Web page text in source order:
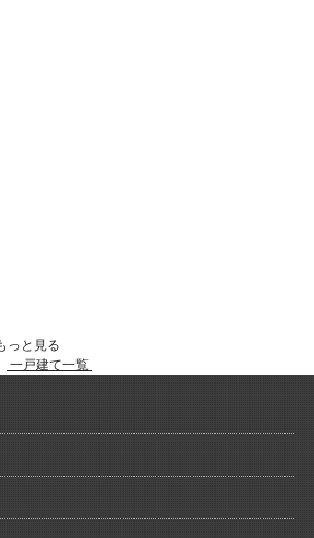
っと見る
一戸建て一覧